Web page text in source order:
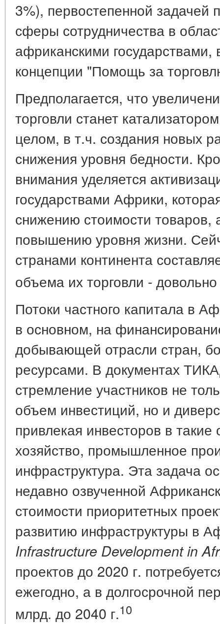
3%), первостепенной задачей
сферы сотрудничества в
африканскими государствами,
концепции "Помощь за
Предполагается, что
торговли станет
целом, в т.ч. создания новых
снижения уровня бедности.
внимания уделяется
государствами Африки,
снижению стоимости товаров,
повышению уровня жизни.
странами континента
объема их торговли -
Потоки частного капитала в
в основном, на
добывающей отрасли стран,
ресурсами. В документах
стремление участников не
объем инвестиций, но и
привлекая инвесторов в такие
хозяйство, промышленное
инфраструктура. Эта задача
недавно озвученной
стоимости приоритетных
развитию инфраструктуры в
Infrastructure Development in
проектов до 2020 г.
ежегодно, а в долгосрочной
млрд. до 2040 г.10